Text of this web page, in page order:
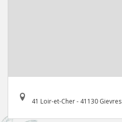
41 Loir-et-Cher - 41130 Gievres